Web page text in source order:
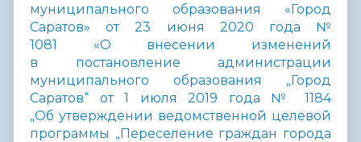
муниципального образования «Город
Саратов» от 23 июня 2020 года №
1081 «О внесении изменений
в постановление администрации
муниципального образования „Город
Саратов“ от 1 июля 2019 года № 1184
„Об утверждении ведомственной целевой
программы „Переселение граждан города